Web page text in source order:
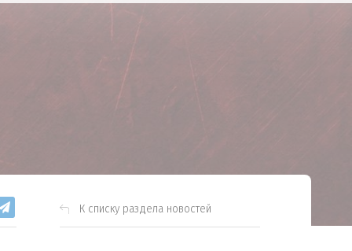
К списку раздела новостей